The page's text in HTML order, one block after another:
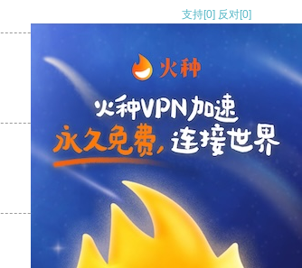
支持[0] 反对[0]
支持[0] 反对
支持